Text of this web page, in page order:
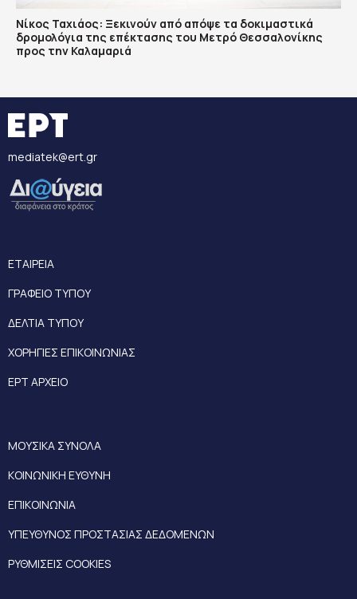
Νίκος Ταχιάος: Ξεκινούν από απόψε τα δοκιμαστικά
δρομολόγια της επέκτασης του Μετρό Θεσσαλονίκης
προς την Καλαμαριά
mediatek@ert.gr
ΕΤΑΙΡΕΙΑ
ΓΡΑΦΕΙΟ ΤΥΠΟΥ
ΔΕΛΤΙΑ ΤΥΠΟΥ
ΧΟΡΗΓΙΕΣ ΕΠΙΚΟΙΝΩΝΙΑΣ
ΕΡΤ ΑΡΧΕΙΟ
ΜΟΥΣΙΚΑ ΣΥΝΟΛΑ
ΚΟΙΝΩΝΙΚΗ ΕΥΘΥΝΗ
ΕΠΙΚΟΙΝΩΝΙΑ
ΥΠΕΥΘΥΝΟΣ ΠΡΟΣΤΑΣΙΑΣ ΔΕΔΟΜΕΝΩΝ
ΡΥΘΜΙΣΕΙΣ COOKIES